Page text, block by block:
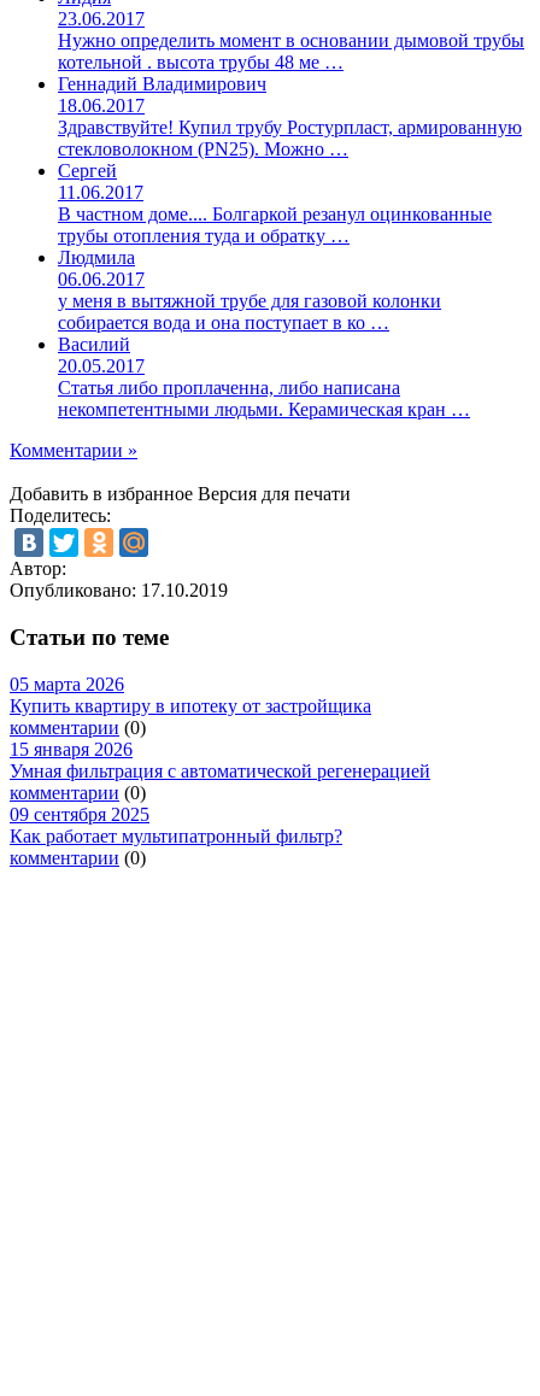
23.06.2017
Нужно определить момент в основании дымовой трубы
котельной . высота трубы 48 ме …
Геннадий Владимирович
18.06.2017
Здравствуйте! Купил трубу Ростурпласт, армированную
стекловолокном (PN25). Можно …
Сергей
11.06.2017
В частном доме.... Болгаркой резанул оцинкованные
трубы отопления туда и обратку …
Людмила
06.06.2017
у меня в вытяжной трубе для газовой колонки
собирается вода и она поступает в ко …
Василий
20.05.2017
Статья либо проплаченна, либо написана
некомпетентными людьми. Керамическая кран …
Комментарии »
Добавить в избранное Версия для печати
Поделитесь:
Автор:
Опубликовано: 17.10.2019
Статьи по теме
05 марта 2026
Купить квартиру в ипотеку от застройщика
комментарии (0)
15 января 2026
Умная фильтрация с автоматической регенерацией
комментарии (0)
09 сентября 2025
Как работает мультипатронный фильтр?
комментарии (0)